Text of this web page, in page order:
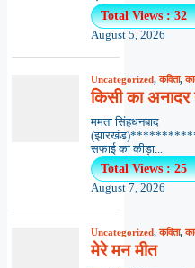
Total Views : 32
August 5, 2026
Uncategorized,कविता,
किसी का अनादर
ममता सिंहधनबाद
सफाई का कीड़ा...
Total Views : 25
August 7, 2026
Uncategorized,कविता,
मेरे मन मीत